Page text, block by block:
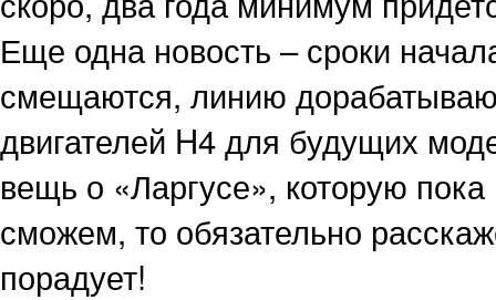
Еще одна новость – сроки
смещаются, линию
двигателей H4 для будущих
вещь о «Ларгусе», которую
сможем, то обязательно
порадует!